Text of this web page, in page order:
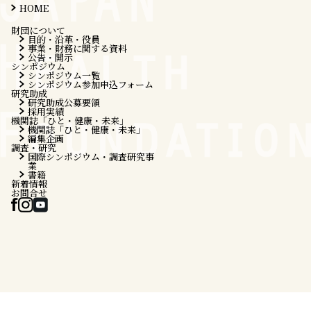
HOME
財団について
目的・沿革・役員
事業・財務に関する資料
公告・開示
シンポジウム
シンポジウム一覧
シンポジウム参加申込フォーム
研究助成
研究助成公募要領
採用実績
機関誌「ひと・健康・未来」
機関誌「ひと・健康・未来」
編集企画
調査・研究
国際シンポジウム・調査研究事
業
書籍
新着情報
お問合せ